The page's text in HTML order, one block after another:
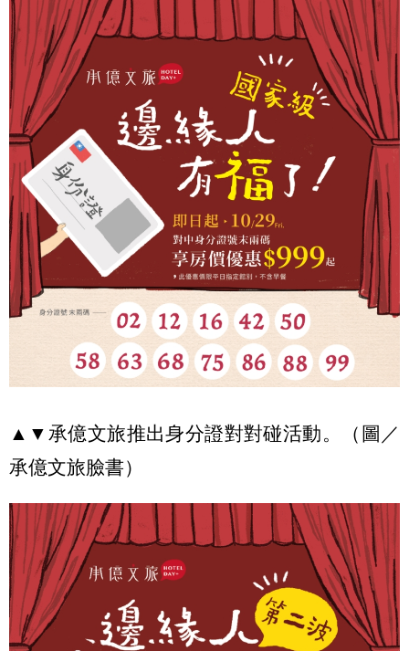
▲▼承億文旅推出身分證對對碰活動。（圖／
承億文旅臉書）